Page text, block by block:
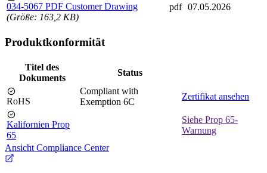
034-5067 PDF Customer Drawing
(Größe: 163,2 KB)
pdf 07.05.2026
Produktkonformität
Titel des
Dokuments
Status
RoHS
Compliant with
Exemption 6C
Zertifikat ansehen
Kalifornien Prop
65
Siehe Prop 65-
Warnung
Ansicht Compliance Center